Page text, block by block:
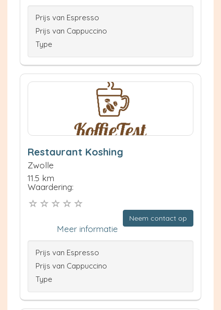
Prijs van Espresso
Prijs van Cappuccino
Type
Restaurant Koshing
Zwolle
11.5 km
Waardering:
Neem contact op
Meer informatie
Prijs van Espresso
Prijs van Cappuccino
Type